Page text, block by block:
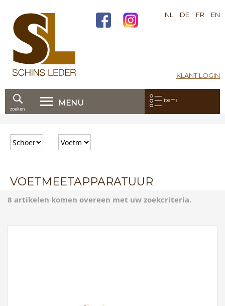
KLANT LOGIN
NL DE FR EN
MENU Mijn bestelling:
items
door
naar
zoeken
VOETMEETAPPARATUUR
8 artikelen komen overeen met uw zoekcriteria.